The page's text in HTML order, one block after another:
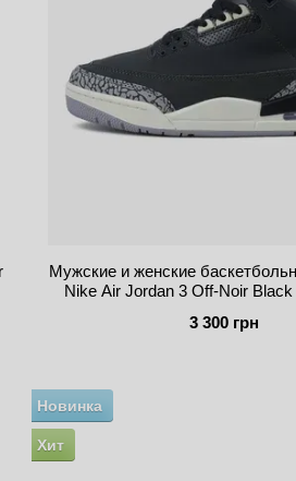
Мужские и женские
Nike Air Jordan 3 Off-Noir
3 300 грн
Новинка
Хит